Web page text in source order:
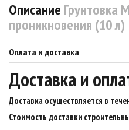
Описание Грунтовка
проникновения (10 л)
Оплата и доставка
Доставка и
Доставка осуществляется в
Стоимость доставки